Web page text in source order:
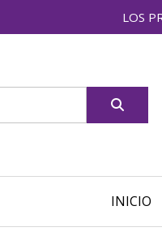
LOS
INICIO